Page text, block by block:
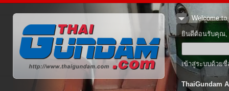
Welcome to
ยินดีต้อนรับคุณ,
เข้าสู่ระบบด้วย
ThaiGundam